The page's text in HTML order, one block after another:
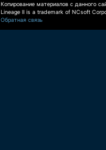
Копирование материалов с данного
Lineage II is a trademark of NCsoft
Обратная связь